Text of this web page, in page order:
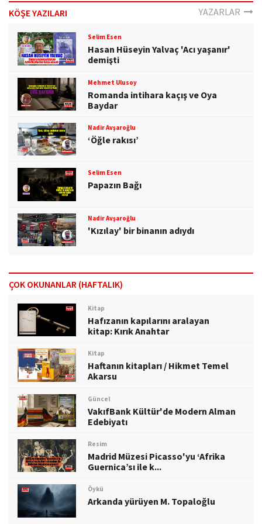
KÖŞE YAZILARI YAZARLAR
Selim Esen
Hasan Hüseyin Yalvaç 'Acı yaşanır'
demişti
Mehmet Ulusoy
Romanda intihara kaçış ve Oya
Baydar
Nadir Avşaroğlu
‘Öğle rakısı’
Selim Esen
Papazın Bağı
Nadir Avşaroğlu
'Kızılay' bir binanın adıydı
ÇOK OKUNANLAR (HAFTALIK)
Kitap
Hafızanın kapılarını aralayan
kitap: Kırık Anahtar
Kitap
Haftanın kitapları / Hikmet Temel
Akarsu
Güncel
VakıfBank Kültür'de Modern Alman
Edebiyatı
Resim
Madrid Müzesi Picasso'yu ‘Afrika
Guernica’sı ile k...
Öykü
Arkanda yürüyen M. Topaloğlu